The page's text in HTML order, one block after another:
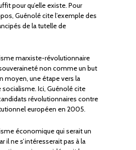
pour qu’elle existe. Pour
Guénolé cite l’exemple des
de la tutelle de
marxiste-révolutionnaire
non comme un but
moyen, une étape vers la
Ici, Guénolé cite
révolutionnaires contre
européen en 2005.
économique qui serait un
il ne s’intéresserait pas à la